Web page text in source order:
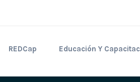
REDCap Educación Y